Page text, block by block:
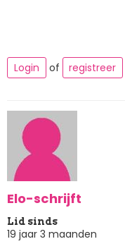
Login
of registreer
Elo-schrijft
Lid sinds
19 jaar 3 maanden